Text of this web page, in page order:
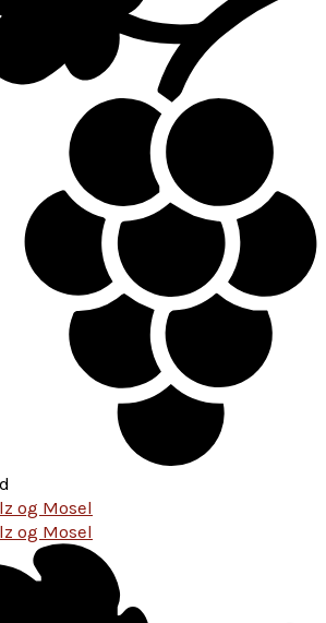
og Mosel
og Mosel